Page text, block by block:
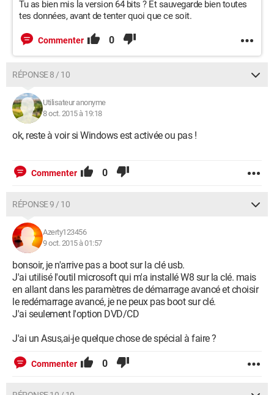
Tu as bien mis la version 64 bits ? Et sauvegarde bien toutes
tes données, avant de tenter quoi que ce soit.
Commenter 0
RÉPONSE 8 / 10
Utilisateur anonyme
8 oct. 2015 à 19:18
ok, reste à voir si Windows est activée ou pas !
Commenter 0
RÉPONSE 9 / 10
Azerty123456
9 oct. 2015 à 01:57
bonsoir, je n'arrive pas a boot sur la clé usb.
J'ai utilisé l'outil microsoft qui m'a installé W8 sur la clé. mais
en allant dans les paramètres de démarrage avancé et choisir
le redémarrage avancé, je ne peux pas boot sur clé.
J'ai seulement l'option DVD/CD
J'ai un Asus,ai-je quelque chose de spécial à faire ?
Commenter 0